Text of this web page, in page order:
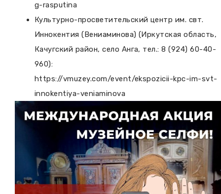
g-rasputina
Культурно-просветительский центр им. свт.
Иннокентия (Вениаминова) (Иркутская область,
Качугский район, село Анга, тел.: 8 (924) 60-40-
960):
https://vmuzey.com/event/ekspozicii-kpc-im-svt-
innokentiya-veniaminova